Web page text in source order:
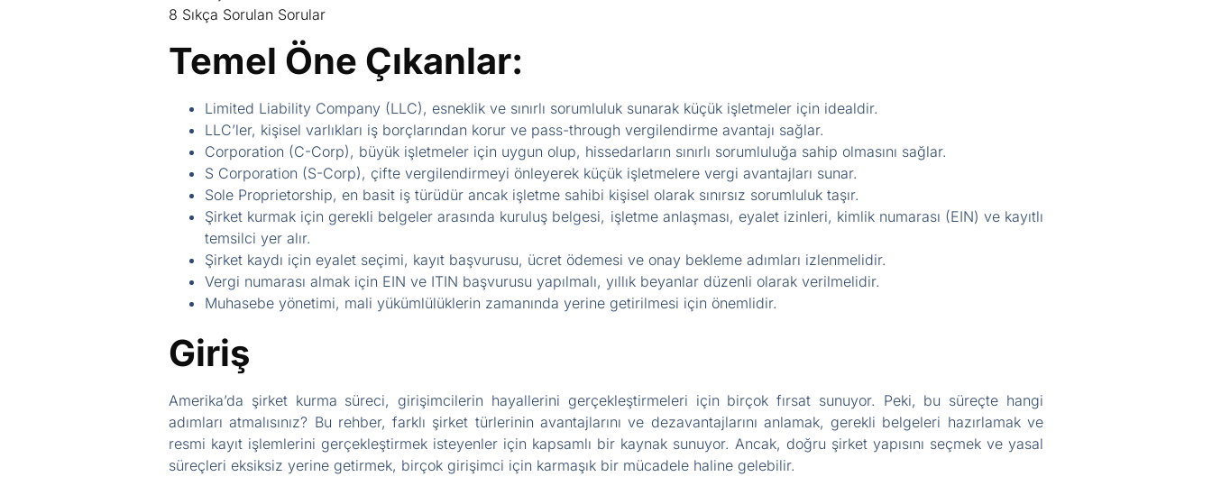
8 Sıkça Sorulan Sorular
Temel Öne Çıkanlar:
Limited Liability Company (LLC), esneklik ve sınırlı sorumluluk sunarak küçük işletmeler için idealdir.
LLC’ler, kişisel varlıkları iş borçlarından korur ve pass-through vergilendirme avantajı sağlar.
Corporation (C-Corp), büyük işletmeler için uygun olup, hissedarların sınırlı sorumluluğa sahip olmasını sağlar.
S Corporation (S-Corp), çifte vergilendirmeyi önleyerek küçük işletmelere vergi avantajları sunar.
Sole Proprietorship, en basit iş türüdür ancak işletme sahibi kişisel olarak sınırsız sorumluluk taşır.
Şirket kurmak için gerekli belgeler arasında kuruluş belgesi, işletme anlaşması, eyalet izinleri, kimlik numarası (EIN) ve kayıtlı
temsilci yer alır.
Şirket kaydı için eyalet seçimi, kayıt başvurusu, ücret ödemesi ve onay bekleme adımları izlenmelidir.
Vergi numarası almak için EIN ve ITIN başvurusu yapılmalı, yıllık beyanlar düzenli olarak verilmelidir.
Muhasebe yönetimi, mali yükümlülüklerin zamanında yerine getirilmesi için önemlidir.
Giriş
Amerika’da şirket kurma süreci, girişimcilerin hayallerini gerçekleştirmeleri için birçok fırsat sunuyor. Peki, bu süreçte hangi
adımları atmalısınız? Bu rehber, farklı şirket türlerinin avantajlarını ve dezavantajlarını anlamak, gerekli belgeleri hazırlamak ve
resmi kayıt işlemlerini gerçekleştirmek isteyenler için kapsamlı bir kaynak sunuyor. Ancak, doğru şirket yapısını seçmek ve yasal
süreçleri eksiksiz yerine getirmek, birçok girişimci için karmaşık bir mücadele haline gelebilir.